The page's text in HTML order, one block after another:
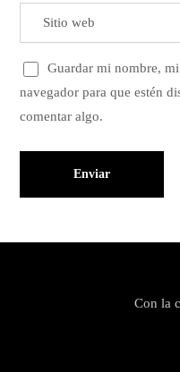
Guardar mi nombre,
navegador para que estén
comentar algo.
Con la